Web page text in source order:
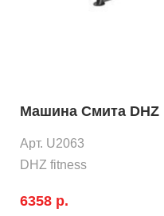
Машина Смита DHZ
Арт. U2063
DHZ fitness
6358 р.